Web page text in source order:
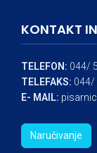
KONTAKT
TELEFON: 044/
TELEFAKS: 044/
E- MAIL:
Naručivanje